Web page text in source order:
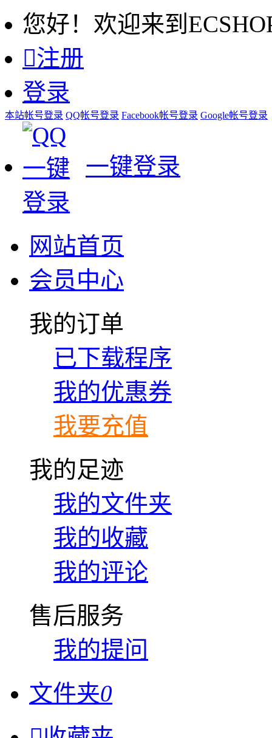
您好！欢迎来到
注册
登录
本站帐号登录 QQ帐号登录 Facebook帐号登录 Google帐号登录
一键登录
网站首页
会员中心
我的订单
已下载程序
我的优惠券
我要充值
我的足迹
我的文件夹
我的收藏
我的评论
售后服务
我的提问
文件夹0